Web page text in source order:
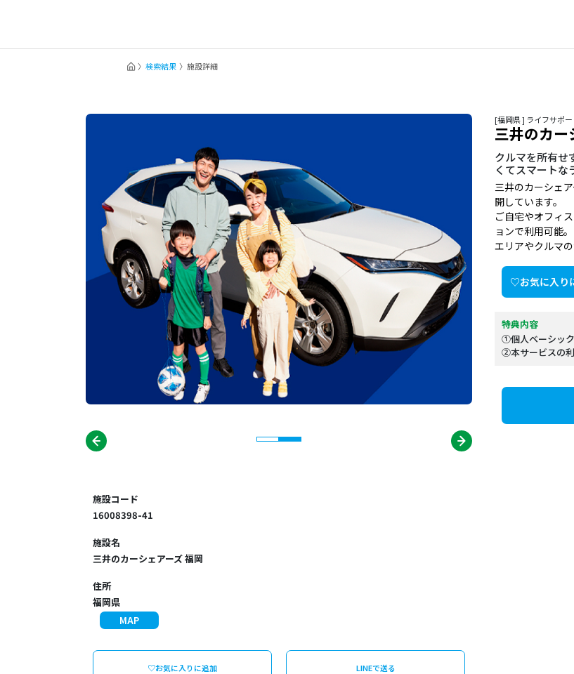
検索結果 施設詳細
[福岡県 ] ライフサポ
三井のカー
クルマを所有せ
くてスマートな
三井のカーシェ
開しています。
ご自宅やオフィ
ョンで利用可能。
エリアやクルマ
♡お気に入り
特典内容
①個人ベーシッ
②本サービスの
施設コード
16008398-41
施設名
三井のカーシェアーズ 福岡
住所
福岡県
MAP
♡お気に入りに追加 LINEで送る